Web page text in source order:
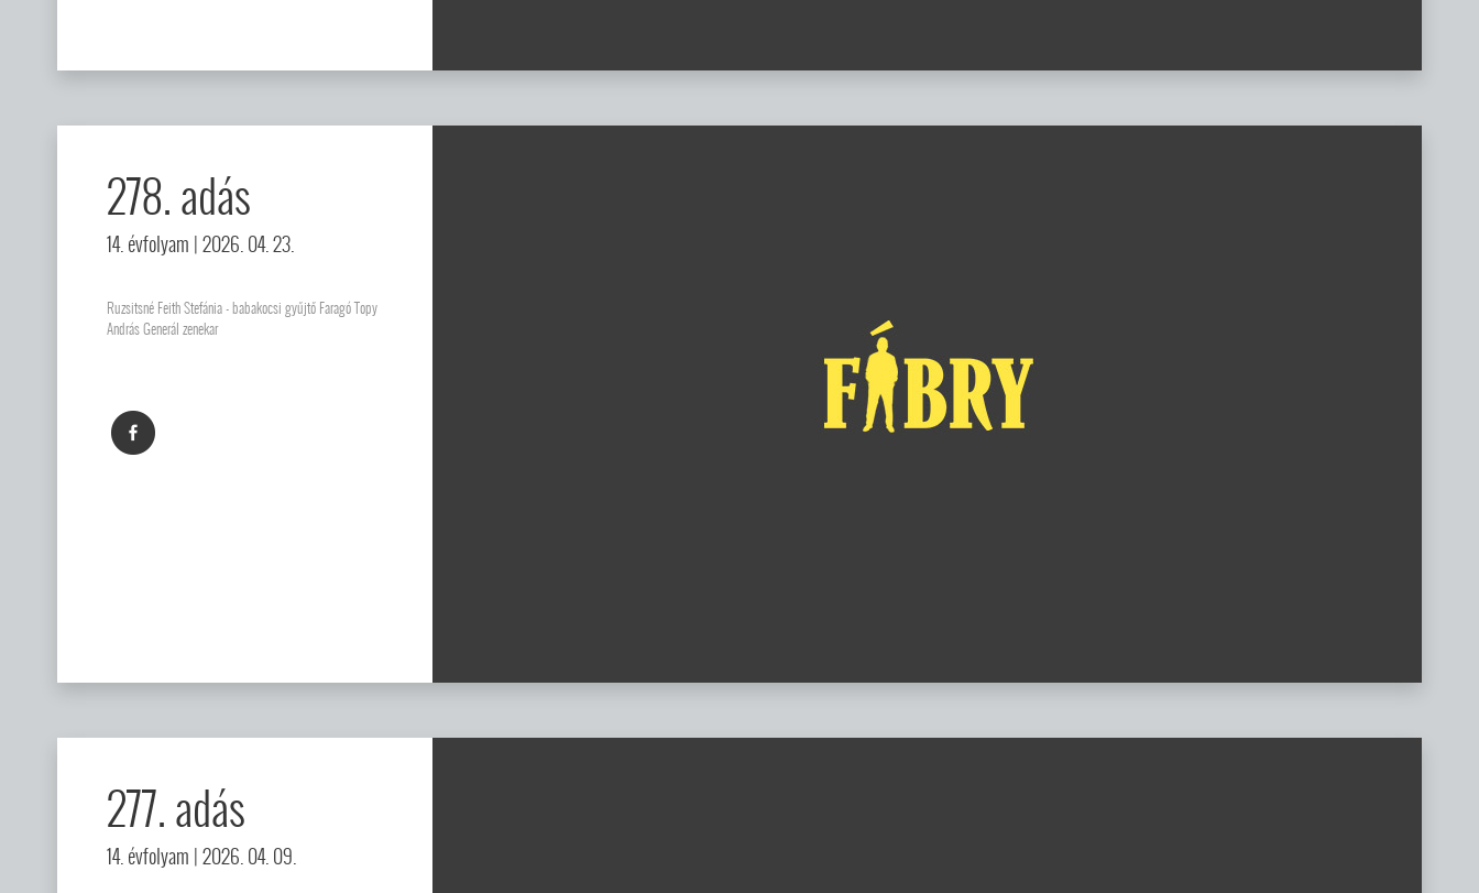
278. adás
14. évfolyam | 2026. 04. 23.
Ruzsitsné Feith Stefánia - babakocsi gyűjtő Faragó Topy
András Generál zenekar
277. adás
14. évfolyam | 2026. 04. 09.